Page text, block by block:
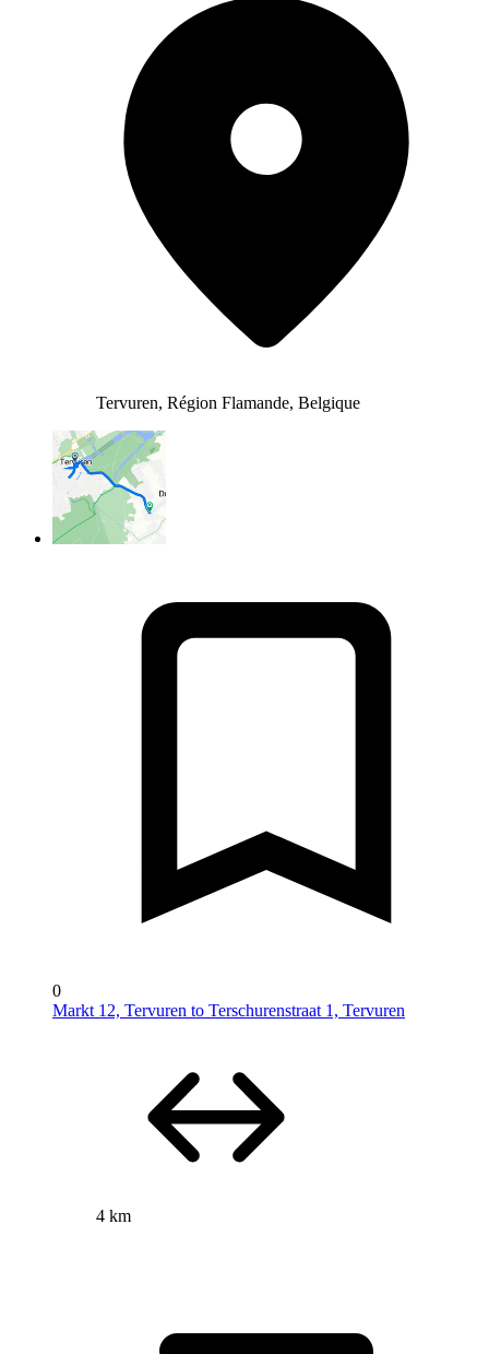
Tervuren, Région Flamande, Belgique
0
Markt 12, Tervuren to Terschurenstraat 1, Tervuren
4 km